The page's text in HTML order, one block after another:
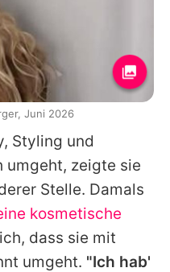
Styling und
umgeht, zeigte sie
Stelle. Damals
kosmetische
dass sie mit
umgeht. "Ich hab'
Juni 2026